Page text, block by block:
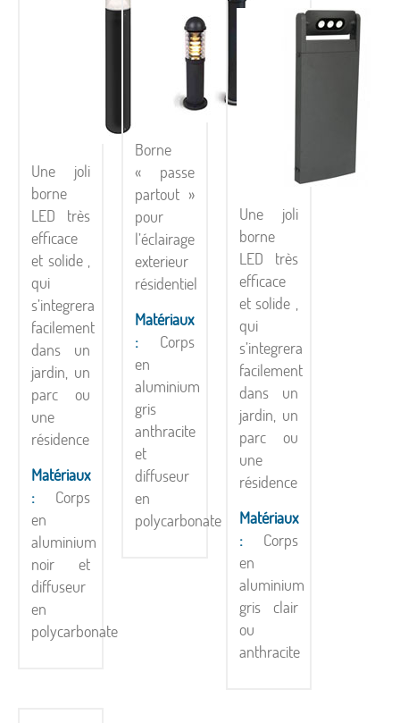
Une joli
borne
LED très
efficace
et solide ,
qui
s’integrera
facilement
dans un
jardin, un
parc ou
une
résidence
Matériaux
: Corps
en
aluminium
noir et
diffuseur
en
polycarbonate
Borne
« passe
partout »
pour
l’éclairage
exterieur
résidentiel
Matériaux
: Corps
en
aluminium
gris
anthracite
et
diffuseur
en
polycarbonate
Une joli
borne
LED très
efficace
et solide ,
qui
s’integrera
facilement
dans un
jardin, un
parc ou
une
résidence
Matériaux
:Corps
en
aluminium
gris clair
ou
anthracite